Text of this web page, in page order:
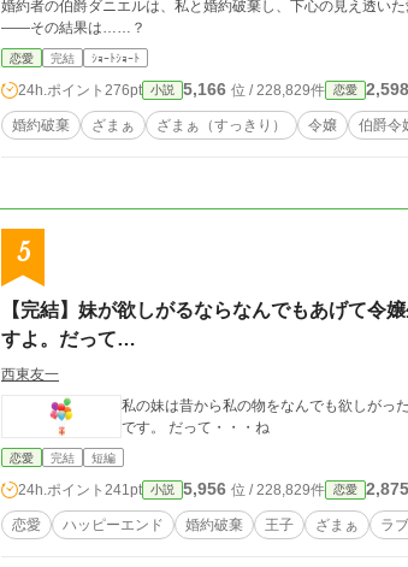
婚約者の伯爵ダニエルは、私と婚約破棄し、下心の見え透いた愛嬌を振
――その結果は……？
恋愛 完結 ｼｮｰﾄｼｮｰﾄ
24h.ポイント 276pt 小説 5,166 位 / 228,829件 恋愛 2,598
婚約破棄 ざまぁ ざまぁ（すっきり） 令嬢 伯爵令
5
【完結】妹が欲しがるならなんでもあげて令
すよ。だって…
西東友一
私の妹は昔から私の物をなんでも欲しがっ
です。 だって・・・ね
恋愛 完結 短編
24h.ポイント 241pt 小説 5,956 位 / 228,829件 恋愛 2,875
恋愛 ハッピーエンド 婚約破棄 王子 ざまぁ ラ